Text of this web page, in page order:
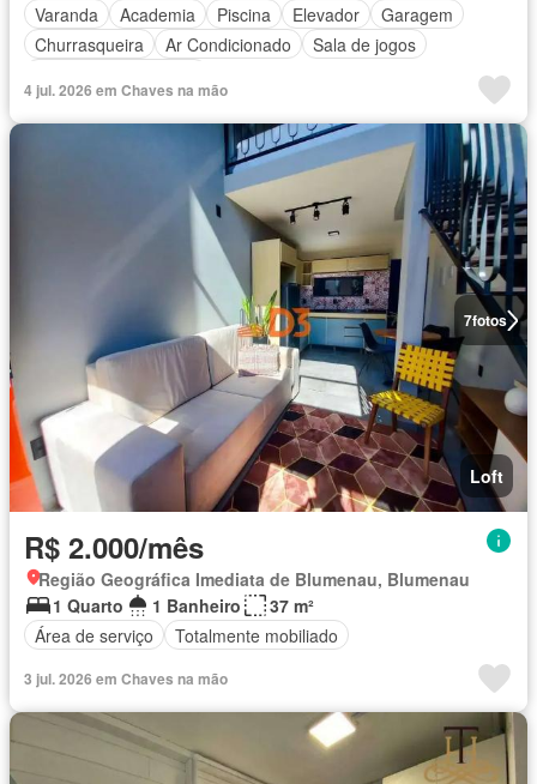
Varanda
Academia Piscina Elevador
Garagem
Churrasqueira
Ar Condicionado
Sala de jogos
4 jul. 2026 em Chaves na mão
7fotos
Loft
R$ 2.000/mês
Região Geográfica Imediata de Blumenau, Blumenau
1 Quarto
1 Banheiro
37 m²
Área de serviço
Totalmente mobiliado
3 jul. 2026 em Chaves na mão